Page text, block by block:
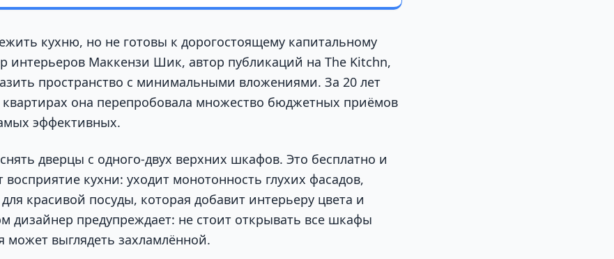
кухню, но не готовы к дорогостоящему капитальному
интерьеров Маккензи Шик, автор публикаций на The Kitchn,
пространство с минимальными вложениями. За 20 лет
она перепробовала множество бюджетных приёмов
эффективных.
дверцы с одного-двух верхних шкафов. Это бесплатно и
кухни: уходит монотонность глухих фасадов,
красивой посуды, которая добавит интерьеру цвета и
дизайнер предупреждает: не стоит открывать все шкафы
может выглядеть захламлённой.